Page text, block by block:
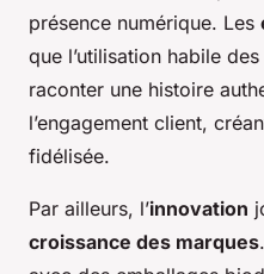
présence numérique. Les
que l’utilisation habile
raconter une histoire
l’engagement client,
fidélisée.
Par ailleurs, l’innovation
croissance des marques